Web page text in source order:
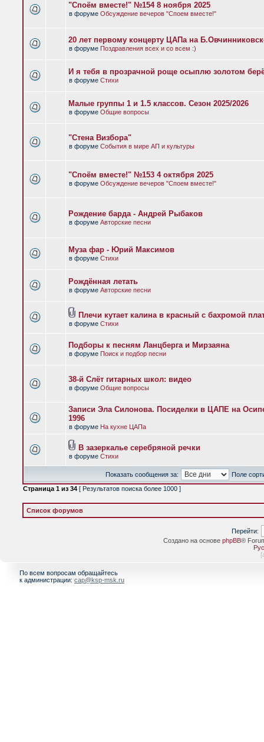
"Споём вместе!" №154 8 ноября 2025
в форуме Обсуждение вечеров "Споем вместе!"
20 лет первому концерту ЦАПа на
в форуме Поздравления всех и со всем :)
И я тебя в прозрачной роще осыплю золотом
в форуме Стихи
Малые группы 1 и 1.5 классов. Сезон 2025/2026
в форуме Общие вопросы
"Стена Визбора"
в форуме События в мире АП и культуры
"Споём вместе!" №153 4 октября 2025
в форуме Обсуждение вечеров "Споем вместе!"
Рождение барда - Андрей Рыбаков
в форуме Авторские песни
Муза фар - Юрий Максимов
в форуме Стихи
Рождённая летать
в форуме Авторские песни
Плечи кутает калина в красный с бахромой
в форуме Стихи
Подборы к песням Ланцберга и Мирзаяна
в форуме Поиск и подбор песни
38-й Слёт гитарных школ: видео
в форуме Общие вопросы
Записи Эла Силонова. Посиделки в ЦАПЕ на
1996
в форуме На кухне ЦАПа
В зазеркалье серебряной речки
в форуме Стихи
Показать сообщения за:
Поле
Страница 1 из 34 [ Результатов поиска более 1000 ]
Список форумов
Перейти:
Создано на основе phpBB®
[
По всем вопросам обращайтесь
к администрации: cap@ksp-msk.ru